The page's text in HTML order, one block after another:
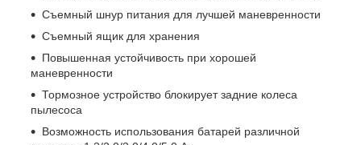
Съемный шнур питания для лучшей маневренности
Съемный ящик для хранения
Повышенная устойчивость при хорошей
маневренности
Тормозное устройство блокирует задние колеса
пылесоса
Возможность использования батарей различной